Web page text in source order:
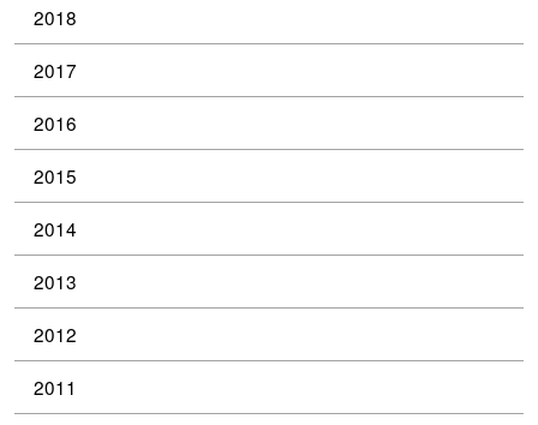
2018
2017
2016
2015
2014
2013
2012
2011